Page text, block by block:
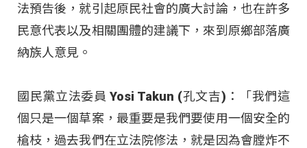
法預告後，就引起原民社會的廣大討論，也在許多
民意代表以及相關團體的建議下，來到原鄉部落廣
納族人意見。
國民黨立法委員 Yosi Takun (孔文吉)：「我們這
個只是一個草案，最重要是我們要使用一個安全的
槍枝，過去我們在立法院修法，就是因為會膛炸不